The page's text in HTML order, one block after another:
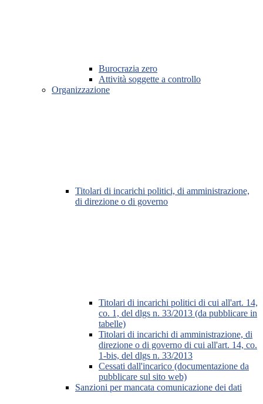
Burocrazia zero
Attività soggette a controllo
Organizzazione
Titolari di incarichi politici, di amministrazione,
di direzione o di governo
Titolari di incarichi politici di cui all'art. 14,
co. 1, del dlgs n. 33/2013 (da pubblicare in
tabelle)
Titolari di incarichi di amministrazione, di
direzione o di governo di cui all'art. 14, co.
1-bis, del dlgs n. 33/2013
Cessati dall'incarico (documentazione da
pubblicare sul sito web)
Sanzioni per mancata comunicazione dei dati